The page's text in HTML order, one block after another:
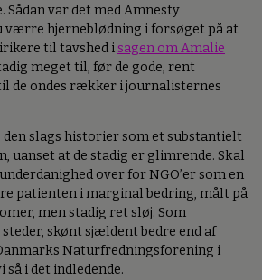
Sådan var det med Amnesty
værre hjerneblødning i forsøget på at
til tavshed i sagen om Amalie
meget til, før de gode, rent
de ondes rækker i journalisternes
slags historier som et substantielt
uanset at de stadig er glimrende. Skal
over for NGO’er som en
patienten i marginal bedring, målt på
men stadig ret sløj. Som
skønt sjældent bedre end af
Naturfredningsforening i
i det indledende.